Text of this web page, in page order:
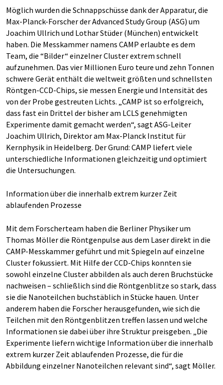
Möglich wurden die Schnappschüsse dank der Apparatur, die
Max-Planck-Forscher der Advanced Study Group (ASG) um
Joachim Ullrich und Lothar Stüder (München) entwickelt
haben. Die Messkammer namens CAMP erlaubte es dem
Team, die “Bilder“ einzelner Cluster extrem schnell
aufzunehmen. Das vier Millionen Euro teure und zehn Tonnen
schwere Gerät enthält die weltweit größten und schnellsten
Röntgen-CCD-Chips, sie messen Energie und Intensität des
von der Probe gestreuten Lichts. „CAMP ist so erfolgreich,
dass fast ein Drittel der bisher am LCLS genehmigten
Experimente damit gemacht werden“, sagt ASG-Leiter
Joachim Ullrich, Direktor am Max-Planck Institut für
Kernphysik in Heidelberg. Der Grund: CAMP liefert viele
unterschiedliche Informationen gleichzeitig und optimiert
die Untersuchungen.
Information über die innerhalb extrem kurzer Zeit
ablaufenden Prozesse
Mit dem Forscherteam haben die Berliner Physiker um
Thomas Möller die Röntgenpulse aus dem Laser direkt in die
CAMP-Messkammer geführt und mit Spiegeln auf einzelne
Cluster fokussiert. Mit Hilfe der CCD-Chips konnten sie
sowohl einzelne Cluster abbilden als auch deren Bruchstücke
nachweisen – schließlich sind die Röntgenblitze so stark, dass
sie die Nanoteilchen buchstäblich in Stücke hauen. Unter
anderem haben die Forscher herausgefunden, wie sich die
Teilchen mit den Röntgenblitzen treffen lassen und welche
Informationen sie dabei über ihre Struktur preisgeben. „Die
Experimente liefern wichtige Information über die innerhalb
extrem kurzer Zeit ablaufenden Prozesse, die für die
Abbildung einzelner Nanoteilchen relevant sind“, sagt Möller.